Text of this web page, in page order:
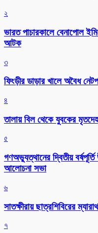
২
ভারত পাচারকালে বেনাপোল
আটক
৩
ফিংড়ীর ডাড়ার খালে অবৈধ
৪
তালায় বিল থেকে যুবকের
৫
গণঅভ্যুত্থানের দ্বিতীয়
আলোচনা সভা
৬
সাতক্ষীরায় ছাত্রশিবিরের
৭